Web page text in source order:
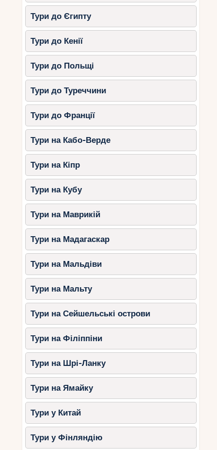
Тури до Єгипту
Тури до Кенії
Тури до Польщі
Тури до Туреччини
Тури до Франції
Тури на Кабо-Верде
Тури на Кіпр
Тури на Кубу
Тури на Маврикій
Тури на Мадагаскар
Тури на Мальдіви
Тури на Мальту
Тури на Сейшельські острови
Тури на Філіппіни
Тури на Шрі-Ланку
Тури на Ямайку
Тури у Китай
Тури у Фінляндію